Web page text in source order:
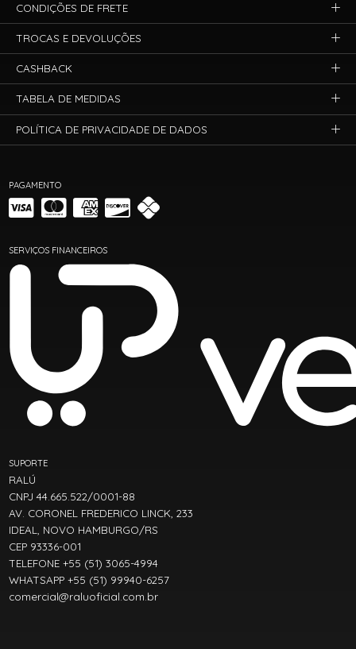
PAGAMENTO
SERVIÇOS FINANCEIROS
SUPORTE
RALÚ
CNPJ 44.665.522/0001-88
AV. CORONEL FREDERICO LINCK, 233
IDEAL, NOVO HAMBURGO/RS
CEP 93336-001
TELEFONE +55 (51) 3065-4994
WHATSAPP +55 (51) 99940-6257
comercial@raluoficial.com.br
CONDIÇÕES DE FRETE
TROCAS E DEVOLUÇÕES
CASHBACK
TABELA DE MEDIDAS
POLÍTICA DE PRIVACIDADE DE DADOS